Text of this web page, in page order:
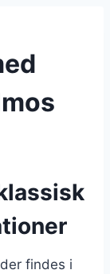
findes i